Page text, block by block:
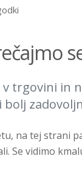
trgovini in
na tej strani
Se vidimo